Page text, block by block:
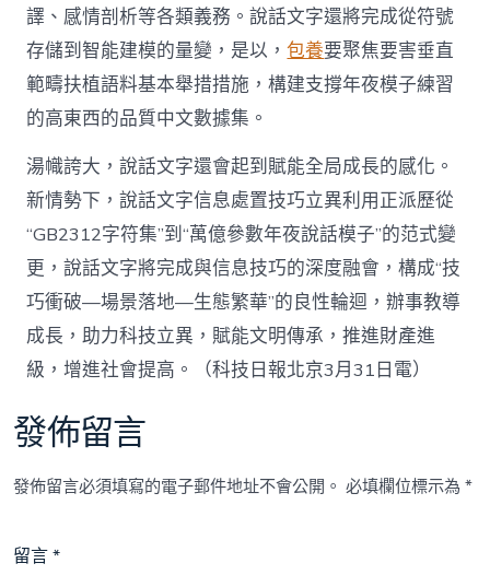
譯、感情剖析等各類義務。說話文字還將完成從符號
存儲到智能建模的量變，是以，包養要聚焦要害垂直
範疇扶植語料基本舉措措施，構建支撐年夜模子練習
的高東西的品質中文數據集。
湯幟誇大，說話文字還會起到賦能全局成長的感化。
新情勢下，說話文字信息處置技巧立異利用正派歷從
“GB2312字符集”到“萬億參數年夜說話模子”的范式變
更，說話文字將完成與信息技巧的深度融會，構成“技
巧衝破—場景落地—生態繁華”的良性輪迴，辦事教導
成長，助力科技立異，賦能文明傳承，推進財產進
級，增進社會提高。（科技日報北京3月31日電）
發佈留言
發佈留言必須填寫的電子郵件地址不會公開。 必填欄位標示為*
留言*